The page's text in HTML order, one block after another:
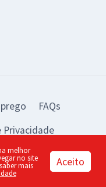
FAQs
Privacidade
piu
melhor
no site
mais Aceito